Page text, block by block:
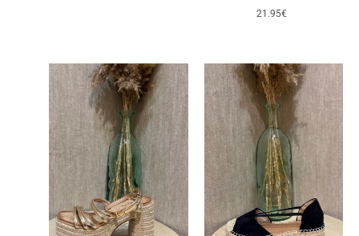
21.95€